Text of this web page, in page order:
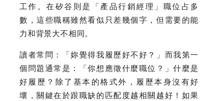
工作。在矽谷則是「產品行銷經理」職位占多
數，這些職稱雖然看似只差幾個字，但需要的能
力和背景大不相同。
讀者常問：「妳覺得我履歷好不好？」而我第一
個問題通常是：「你想應徵什麼職位？」什麼是
好履歷？除了基本的格式外，履歷本身沒有好
壞，關鍵在於跟職缺的匹配度越相關越好！如果